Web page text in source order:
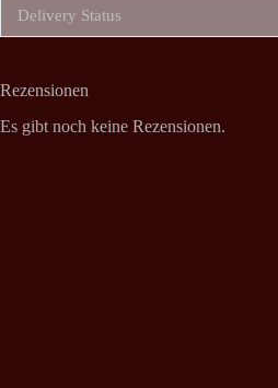
Delivery Status
Rezensionen
Es gibt noch keine Rezensionen.